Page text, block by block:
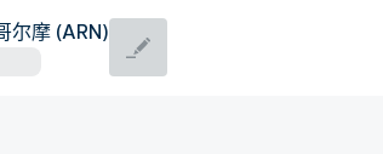
尔摩 (ARN)